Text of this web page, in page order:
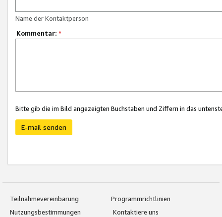
Name der Kontaktperson
Kommentar: *
Bitte gib die im Bild angezeigten Buchstaben und Ziffern in das
E-mail senden
Teilnahmevereinbarung
Programmrichtlinien
Nutzungsbestimmungen
Kontaktiere uns